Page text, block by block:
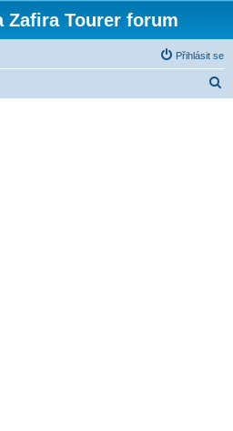
Zafira Tourer forum
Přihlásit se